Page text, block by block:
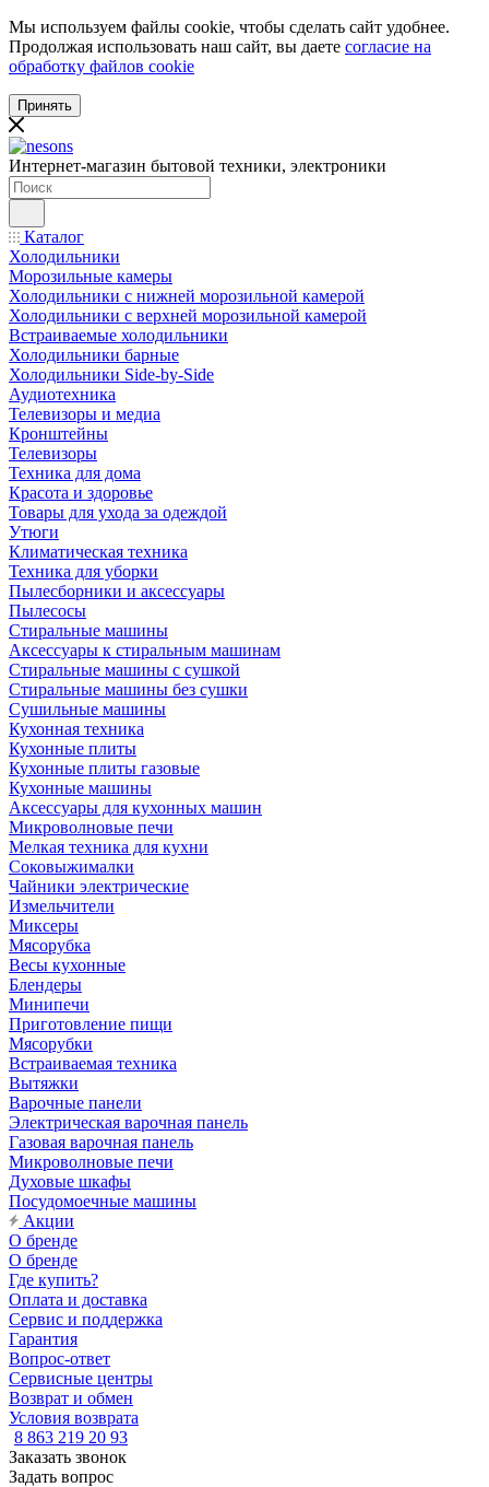
Мы используем файлы cookie, чтобы сделать сайт удобнее.
Продолжая использовать наш сайт, вы даете согласие на
обработку файлов cookie
Принять
Интернет-магазин бытовой техники, электроники
Каталог
Холодильники
Морозильные камеры
Холодильники с нижней морозильной камерой
Холодильники с верхней морозильной камерой
Встраиваемые холодильники
Холодильники барные
Холодильники Side-by-Side
Аудиотехника
Телевизоры и медиа
Кронштейны
Телевизоры
Техника для дома
Красота и здоровье
Товары для ухода за одеждой
Утюги
Климатическая техника
Техника для уборки
Пылесборники и аксессуары
Пылесосы
Стиральные машины
Аксессуары к стиральным машинам
Стиральные машины с сушкой
Стиральные машины без сушки
Сушильные машины
Кухонная техника
Кухонные плиты
Кухонные плиты газовые
Кухонные машины
Аксессуары для кухонных машин
Микроволновые печи
Мелкая техника для кухни
Соковыжималки
Чайники электрические
Измельчители
Миксеры
Мясорубка
Весы кухонные
Блендеры
Минипечи
Приготовление пищи
Мясорубки
Встраиваемая техника
Вытяжки
Варочные панели
Электрическая варочная панель
Газовая варочная панель
Микроволновые печи
Духовые шкафы
Посудомоечные машины
Акции
О бренде
О бренде
Где купить?
Оплата и доставка
Сервис и поддержка
Гарантия
Вопрос-ответ
Сервисные центры
Возврат и обмен
Условия возврата
8 863 219 20 93
Заказать звонок
Задать вопрос